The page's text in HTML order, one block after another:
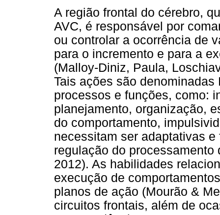
A região frontal do cérebro,
AVC, é responsável por
ou controlar a ocorrência de
para o incremento e para a
(Malloy-Diniz, Paula,
Tais ações são
processos e funções, como:
planejamento, organização,
do comportamento,
necessitam ser adaptativas
regulação do
2012). As habilidades
execução de
planos de ação (Mourão &
circuitos frontais, além de